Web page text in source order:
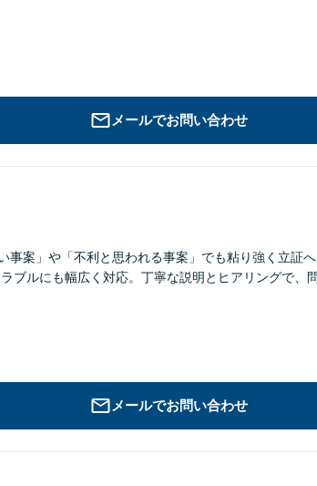
メールでお問い合わせ
事案」や「不利と思われる事案」でも粘り強く立証
ブルにも幅広く対応。丁寧な説明とヒアリングで、
メールでお問い合わせ